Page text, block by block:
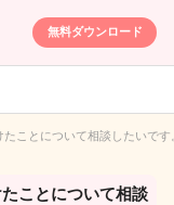
無料ダウンロード
ことについて相談したいで
ことについて相談